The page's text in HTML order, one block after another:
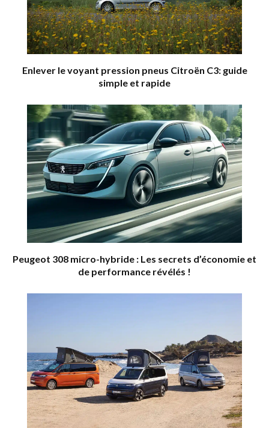
Enlever le voyant pression pneus Citroën C3: guide
simple et rapide
Peugeot 308 micro-hybride : Les secrets d’économie et
de performance révélés !